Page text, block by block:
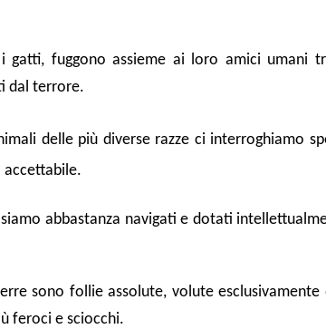
fuggono assieme ai loro amici umani
dal terrore.
delle più diverse razze ci interroghiamo
accettabile.
abbastanza navigati e dotati
sono follie assolute, volute esclusivamente
feroci e sciocchi.